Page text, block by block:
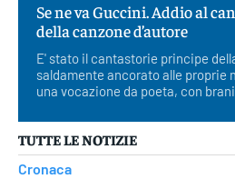
Se ne va Guccini. Addio al
della canzone d’autore
E' stato il cantastorie principe
saldamente ancorato alle proprie
una vocazione da poeta, con
TUTTE LE NOTIZIE
Cronaca